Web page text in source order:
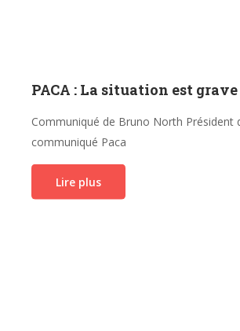
PACA : La situation est grave
Communiqué de Bruno North Président
communiqué Paca
Lire plus